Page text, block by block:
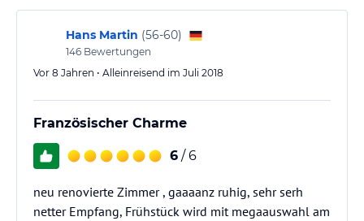
Hans Martin (56-60)
146 Bewertungen
Vor 8 Jahren • Alleinreisend im Juli 2018
Französischer Charme
6 / 6
neu renovierte Zimmer , gaaaanz ruhig, sehr serh
netter Empfang, Frühstück wird mit megaauswahl am